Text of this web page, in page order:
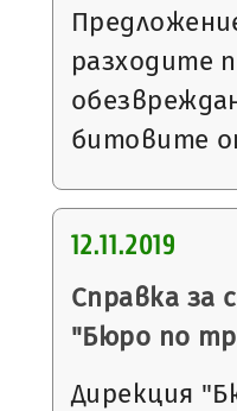
разходите
битовите
12.11.2019
Справка за
"Бюро по
Дирекция